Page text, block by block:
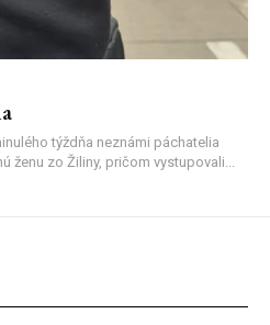
týždňa neznámi páchatelia
ženu zo Žiliny, pričom vystupovali...